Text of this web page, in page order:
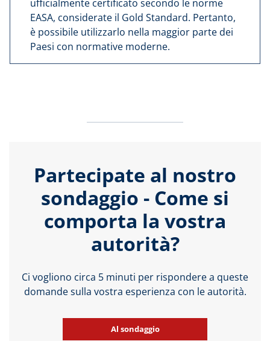
ufficialmente certificato secondo le norme
EASA, considerate il Gold Standard. Pertanto,
è possibile utilizzarlo nella maggior parte dei
Paesi con normative moderne.
Partecipate al nostro
sondaggio - Come si
comporta la vostra
autorità?
Ci vogliono circa 5 minuti per rispondere a queste
domande sulla vostra esperienza con le autorità.
Al sondaggio